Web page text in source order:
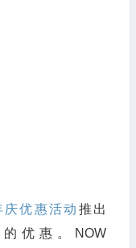
庆优惠活动 推出
优惠。NOW